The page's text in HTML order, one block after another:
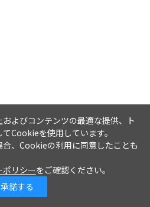
よびコンテンツの最適な提供、ト
Cookieを使用しています。
、Cookieの利用に同意したことも
リシーをご確認ください。
承諾する